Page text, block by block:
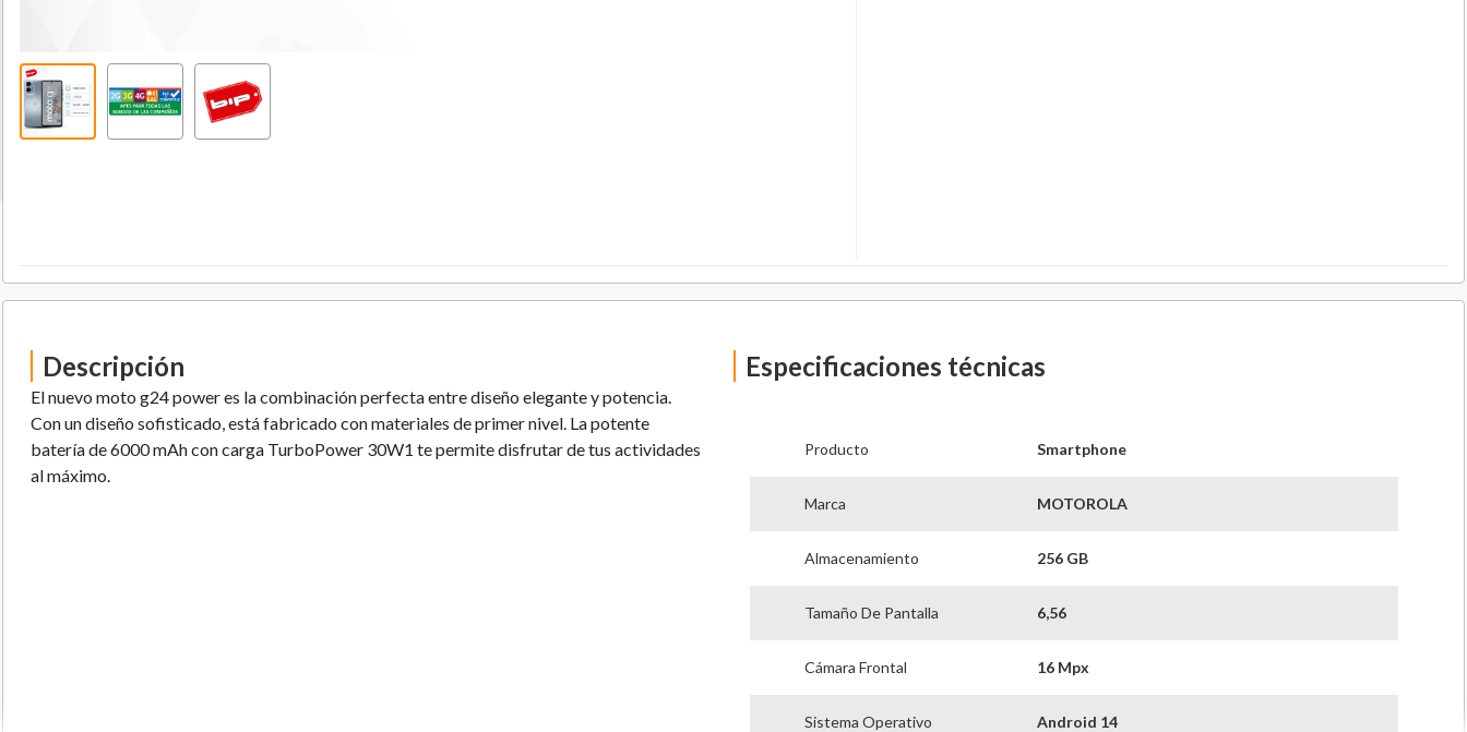
Descripción
El nuevo moto g24 power es la combinación perfecta entre diseño elegante y potencia.
Con un diseño sofisticado, está fabricado con materiales de primer nivel. La potente
batería de 6000 mAh con carga TurboPower 30W1 te permite disfrutar de tus actividades
al máximo.
Especificaciones técnicas
Producto Smartphone
Marca MOTOROLA
Almacenamiento 256 GB
Tamaño De Pantalla 6,56
Cámara Frontal 16 Mpx
Sistema Operativo Android 14